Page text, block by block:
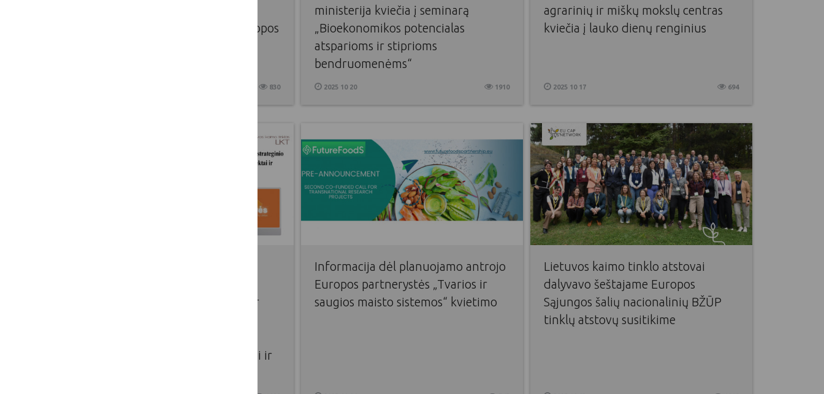
seminarą skirtą kartų kaitai Europos
830
ministerija kviečia į seminarą
„Bioekonomikos potencialas
atsparioms ir stiprioms
bendruomenėms“
2025 10 20 1910
agrarinių ir miškų mokslų centras
kviečia į lauko dienų renginius
2025 10 17 694
pristatyta Lietuvos žemės ūkio ir
priemonė „Parodomieji projektai ir
Informacija dėl planuojamo antrojo
Europos partnerystės „Tvarios ir
saugios maisto sistemos“ kvietimo
Lietuvos kaimo tinklo atstovai
dalyvavo šeštajame Europos
Sąjungos šalių nacionalinių BŽŪP
tinklų atstovų susitikime